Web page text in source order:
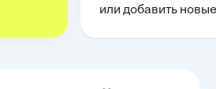
или добавить новые